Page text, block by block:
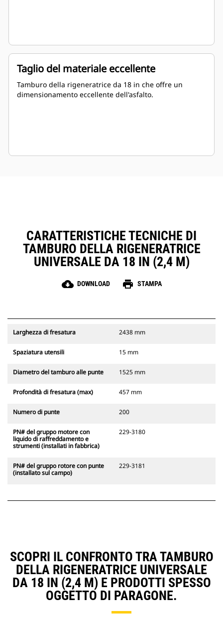
Taglio del materiale eccellente
Tamburo della rigeneratrice da 18 in che offre un
dimensionamento eccellente dell'asfalto.
CARATTERISTICHE TECNICHE DI
TAMBURO DELLA RIGENERATRICE
UNIVERSALE DA 18 IN (2,4 M)
cloud_download DOWNLOAD print STAMPA
Larghezza di fresatura 2438 mm
Spaziatura utensili 15 mm
Diametro del tamburo alle punte 1525 mm
Profondità di fresatura (max) 457 mm
Numero di punte 200
PN# del gruppo motore con
liquido di raffreddamento e
strumenti (installati in fabbrica)
229-3180
PN# del gruppo rotore con punte
(installato sul campo)
229-3181
SCOPRI IL CONFRONTO TRA TAMBURO
DELLA RIGENERATRICE UNIVERSALE
DA 18 IN (2,4 M) E PRODOTTI SPESSO
OGGETTO DI PARAGONE.